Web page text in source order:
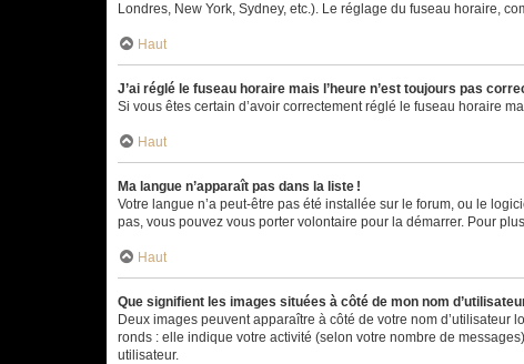
Londres, New York, Sydney, etc.). Le réglage du fuseau horaire,
Haut
J’ai réglé le fuseau horaire mais l’heure n’est toujours pas
Si vous êtes certain d’avoir correctement réglé le fuseau horaire
Haut
Ma langue n’apparaît pas dans la liste !
Votre langue n’a peut-être pas été installée sur le forum, ou le
pas, vous pouvez vous porter volontaire pour la démarrer. Pour
Haut
Que signifient les images situées à côté de mon nom
Deux images peuvent apparaître à côté de votre nom
ronds : elle indique votre activité (selon votre nombre de
utilisateur.